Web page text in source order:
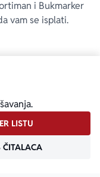
i Bukmarker
vam se isplati.
LISTU